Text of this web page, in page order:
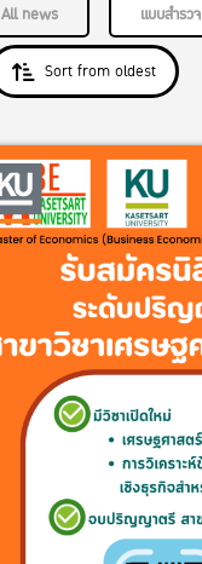
All news แบบสำรวจ
Sort from oldest